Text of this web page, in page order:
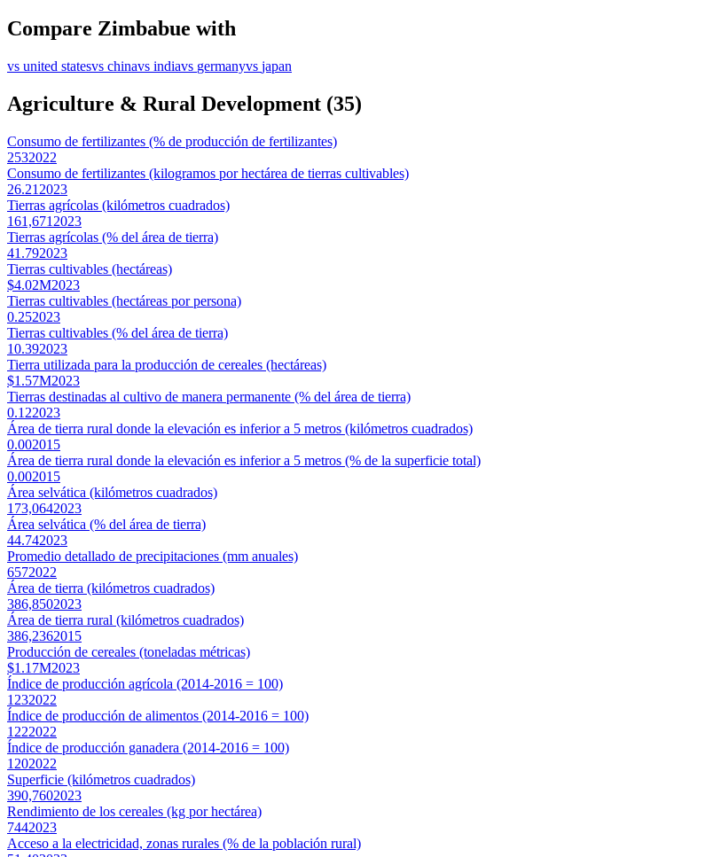
Compare Zimbabue with
vs united statesvs chinavs indiavs germanyvs japan
Agriculture & Rural Development (35)
Consumo de fertilizantes (% de producción de fertilizantes)
2532022
Consumo de fertilizantes (kilogramos por hectárea de tierras cultivables)
26.21 2023
Tierras agrícolas (kilómetros cuadrados)
161,671 2023
Tierras agrícolas (% del área de tierra)
41.792023
Tierras cultivables (hectáreas)
$4.02M2023
Tierras cultivables (hectáreas por persona)
0.252023
Tierras cultivables (% del área de tierra)
10.392023
Tierra utilizada para la producción de cereales (hectáreas)
$1.57M2023
Tierras destinadas al cultivo de manera permanente (% del área de tierra)
0.122023
Área de tierra rural donde la elevación es inferior a 5 metros (kilómetros cuadrados)
0.002015
Área de tierra rural donde la elevación es inferior a 5 metros (% de la superficie total)
0.002015
Área selvática (kilómetros cuadrados)
173,0642023
Área selvática (% del área de tierra)
44.742023
Promedio detallado de precipitaciones (mm anuales)
6572022
Área de tierra (kilómetros cuadrados)
386,8502023
Área de tierra rural (kilómetros cuadrados)
386,2362015
Producción de cereales (toneladas métricas)
$1.17M2023
Índice de producción agrícola (2014-2016 = 100)
1232022
Índice de producción de alimentos (2014-2016 = 100)
1222022
Índice de producción ganadera (2014-2016 = 100)
1202022
Superficie (kilómetros cuadrados)
390,7602023
Rendimiento de los cereales (kg por hectárea)
7442023
Acceso a la electricidad, zonas rurales (% de la población rural)